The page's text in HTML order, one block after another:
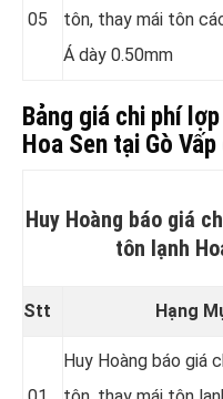
05
tôn, thay mái tôn
Á dày 0.50mm
Bảng giá chi phí
Hoa Sen tại Gò
Huy Hoàng báo giá
tôn lạnh
Stt Hạng
Huy Hoàng báo giá